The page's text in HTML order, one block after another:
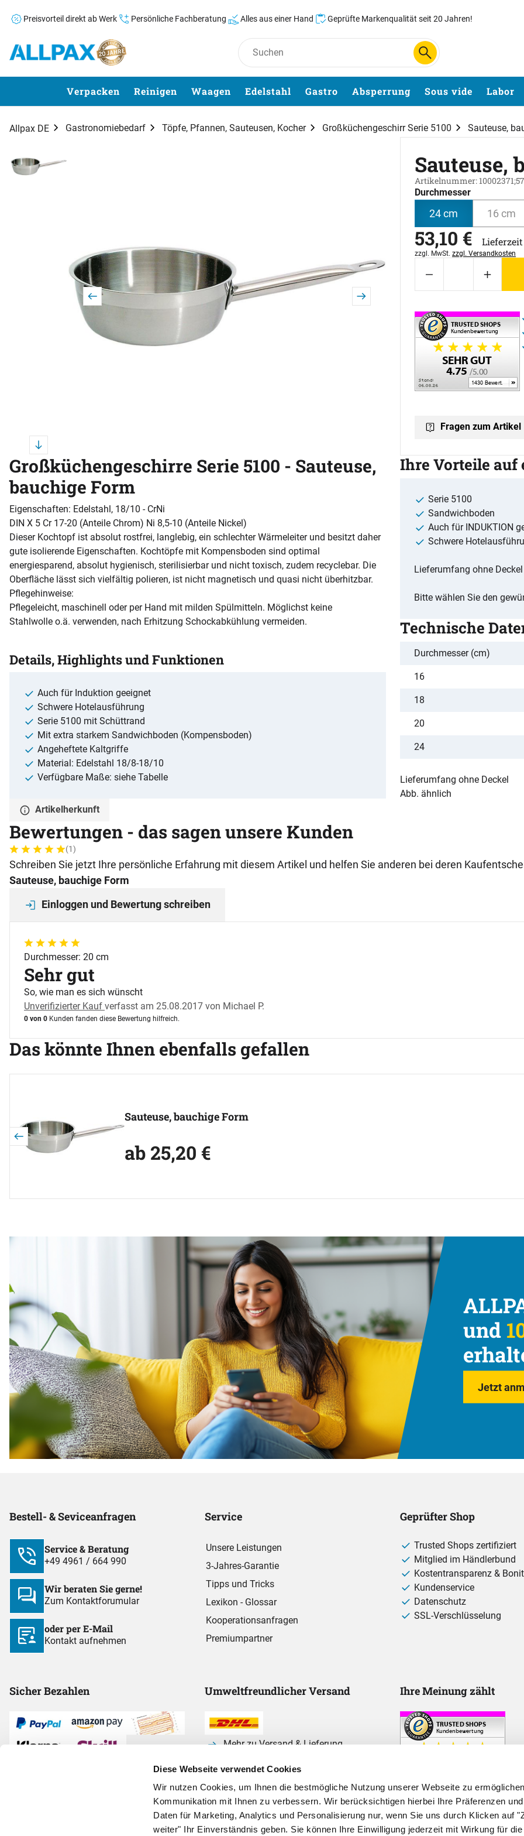
Diese Webseite verwendet Cookies
Wir nutzen Cookies, um Ihnen die bestmögliche Nutzung unserer Webseite zu
Kommunikation mit Ihnen zu verbessern. Wir berücksichtigen hierbei Ihre Präferenzen
Daten für Marketing, Analytics und Personalisierung nur, wenn Sie uns durch Klicken auf
weiter" Ihr Einverständnis geben. Sie können Ihre Einwilligung jederzeit mit Wirkung für
Preisvorteil direkt ab Werk Persönliche Fachberatung Alles aus einer Hand Geprüfte Markenqualität seit 20 Jahren!
Zum Hauptinhalt springen
Verpacken Reinigen Waagen Edelstahl Gastro Absperrung Sous vide Labor
Allpax DE Gastronomiebedarf Töpfe, Pfannen, Sauteusen, Kocher Großküchengeschirr Serie 5100 Sauteuse,
Zur Kaufbox springen Sauteuse,
Artikelnummer:
Durchmesser
24 cm 16 cm
53,10 €
Steuerhinweis:
zzgl. MwSt. zzgl. Versandkosten
Fragen zum Artikel
Großküchengeschirre Serie 5100 - Sauteuse,
bauchige Form
Eigenschaften: Edelstahl, 18/10 - CrNi
DIN X 5 Cr 17-20 (Anteile Chrom) Ni 8,5-10 (Anteile Nickel)
Dieser Kochtopf ist absolut rostfrei, langlebig, ein schlechter Wärmeleiter und besitzt daher
gute isolierende Eigenschaften. Kochtöpfe mit Kompensboden sind optimal
energiesparend, absolut hygienisch, sterilisierbar und nicht toxisch, zudem recyclebar. Die
Oberfläche lässt sich vielfältig polieren, ist nicht magnetisch und quasi nicht überhitzbar.
Pflegehinweise:
Pflegeleicht, maschinell oder per Hand mit milden Spülmitteln. Möglichst keine
Stahlwolle o.ä. verwenden, nach Erhitzung Schockabkühlung vermeiden.
Details, Highlights und Funktionen
Auch für Induktion geeignet
Schwere Hotelausführung
Serie 5100 mit Schüttrand
Mit extra starkem Sandwichboden (Kompensboden)
Angeheftete Kaltgriffe
Material: Edelstahl 18/8-18/10
Verfügbare Maße: siehe Tabelle
Artikelherkunft
Ihre Vorteile auf
Serie 5100
Sandwichboden
Auch für INDUKTION
Schwere
Lieferumfang ohne Deckel
Bitte wählen Sie den
Technische
Durchmesser (cm)
16
18
20
24
Lieferumfang ohne Deckel
Abb. ähnlich
Bewertungen - das sagen unsere Kunden
Bewertung: 5 von 5 (1 Bewertungen)
1 Bewertung
(1)
Schreiben Sie jetzt Ihre persönliche Erfahrung mit diesem Artikel und helfen Sie anderen bei deren
Sauteuse, bauchige Form
Einloggen und Bewertung schreiben
5 von 5
Durchmesser: 20 cm
Sehr gut
So, wie man es sich wünscht
Unverifizierter Kauf verfasst am 25.08.2017 von Michael P.
0 von 0 Kunden fanden diese Bewertung hilfreich.
Das könnte Ihnen ebenfalls gefallen
Sauteuse, bauchige Form
ab:
ab 25,20 €
und
Jetzt
Bestell- & Seviceanfragen
Service & Beratung
+49 4961 / 664 990
Wir beraten Sie gerne!
Zum Kontaktforumular
oder per E-Mail
Kontakt aufnehmen
Service
Unsere Leistungen
3-Jahres-Garantie
Tipps und Tricks
Lexikon - Glossar
Kooperationsanfragen
Premiumpartner
Geprüfter Shop
Trusted Shops zertifiziert
Mitglied im Händlerbund
Kostentransparenz &
Kundenservice
Datenschutz
SSL-Verschlüsselung
Sicher Bezahlen Umweltfreundlicher Versand
Mehr zu Versand & Lieferung
Ihre Meinung zählt